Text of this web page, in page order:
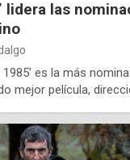
lidera las
1985’ es la más
mejor película,